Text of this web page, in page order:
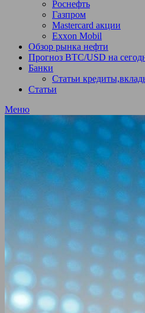
Роснефть
Газпром
Mastercard акции
Exxon Mobil
Обзор рынка нефти
Прогноз BTC/USD на
Банки
Статьи
Статьи
Меню